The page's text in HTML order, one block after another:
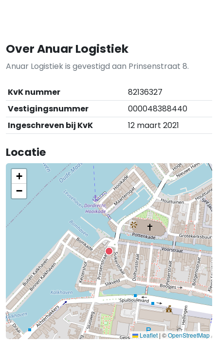
Over Anuar Logistiek
Anuar Logistiek is gevestigd aan Prinsenstraat 8.
KvK nummer
82136327
Vestigingsnummer
000048388440
Ingeschreven bij KvK
12 maart 2021
Locatie
+
−
Leaflet | ©OpenStreetMap